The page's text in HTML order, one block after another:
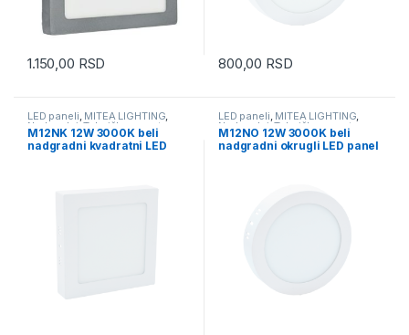
1.150,00 RSD 800,00 RSD
LED paneli, MITEA LIGHTING,
Nadgradni,Tehnička rasveta
M12NK 12W 3000K beli
nadgradni kvadratni LED
LED paneli, MITEA LIGHTING,
Nadgradni,Tehnička rasveta
M12NO 12W 3000K beli
nadgradni okrugli LED panel